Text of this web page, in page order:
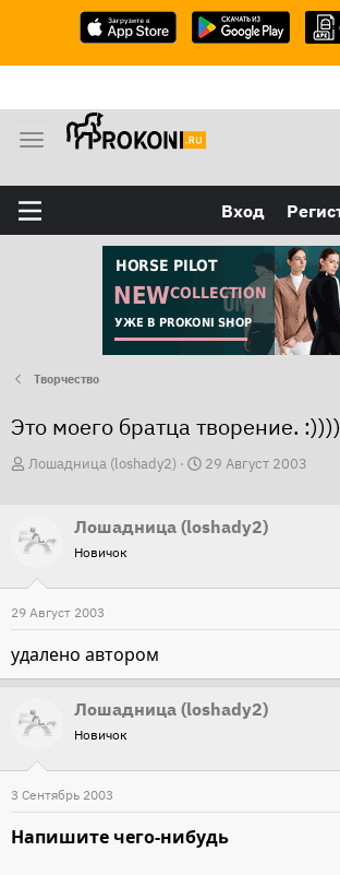
М
н
ю
Вход
Творчество
Это моего братца творение. :))))
А
о
т
е
Лошадница (loshady2)
Д
а
29 Август 2003
Лошадница (loshady2)
Новичок
29 Август 2003
удалено автором
Лошадница (loshady2)
Новичок
3 Сентябрь 2003
Напишите чего-нибудь